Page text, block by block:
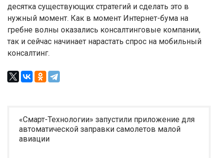
десятка существующих стратегий и сделать это в
нужный момент. Как в момент Интернет-бума на
гребне волны оказались консалтинговые компании,
так и сейчас начинает нарастать спрос на мобильный
консалтинг.
«Смарт-Технологии» запустили приложение для
автоматической заправки самолетов малой
авиации